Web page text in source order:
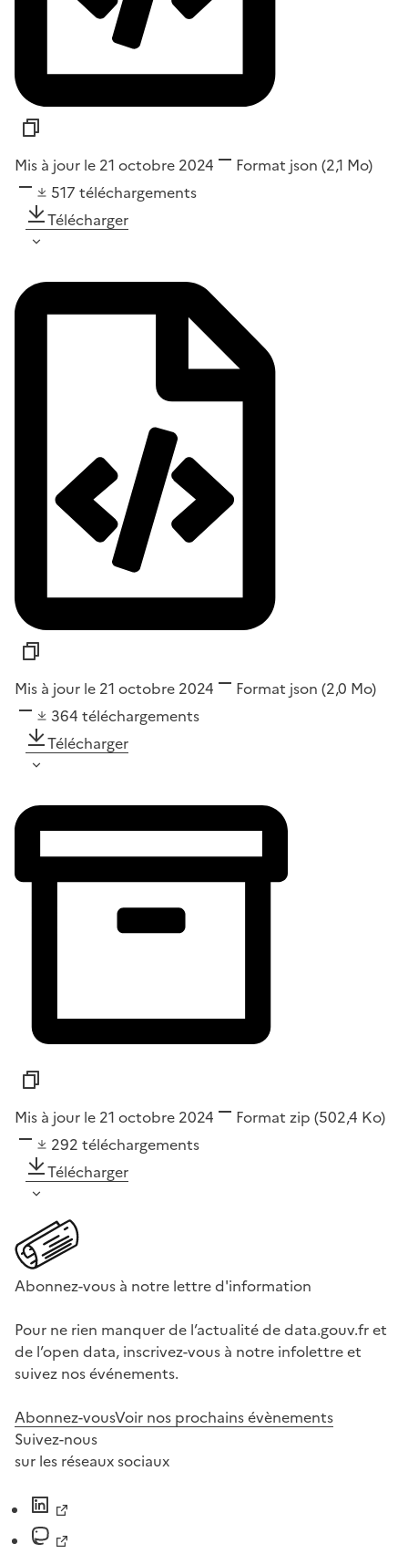
Mis à jour le 21 octobre 2024 Format json (2,1 Mo)
517 téléchargements
Télécharger
Mis à jour le 21 octobre 2024 Format json (2,0 Mo)
364 téléchargements
Télécharger
Mis à jour le 21 octobre 2024 Format zip (502,4 Ko)
292 téléchargements
Télécharger
Abonnez-vous à notre lettre d'information
Pour ne rien manquer de l’actualité de data.gouv.fr et
de l’open data, inscrivez-vous à notre infolettre et
suivez nos événements.
Abonnez-vousVoir nos prochains évènements
Suivez-nous
sur les réseaux sociaux